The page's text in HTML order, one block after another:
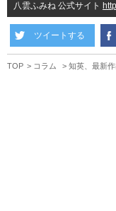
八雲ふみね 公式サイト
ツイートする
TOP コラム 知英、最新